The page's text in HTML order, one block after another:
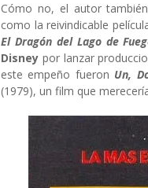
Cómo no, el autor
como la reivindicable
El Dragón del Lago de
Disney por lanzar
este empeño fueron Un,
(1979), un film que